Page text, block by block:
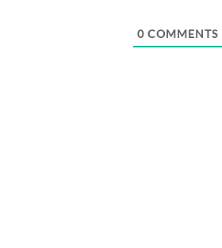
0 COMMENTS